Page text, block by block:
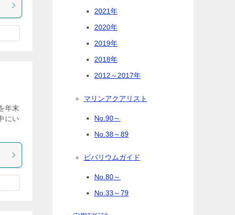
年末
にい
2021年
2020年
2019年
2018年
2012～2017年
マリンアクアリスト
No.90～
No.38～89
ビバリウムガイド
No.80～
No.33～79